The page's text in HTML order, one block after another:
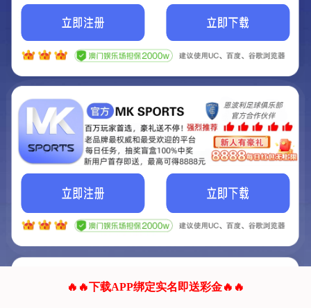
我们的网站正在建设.
它将是非常棒的网站.
联系我们!